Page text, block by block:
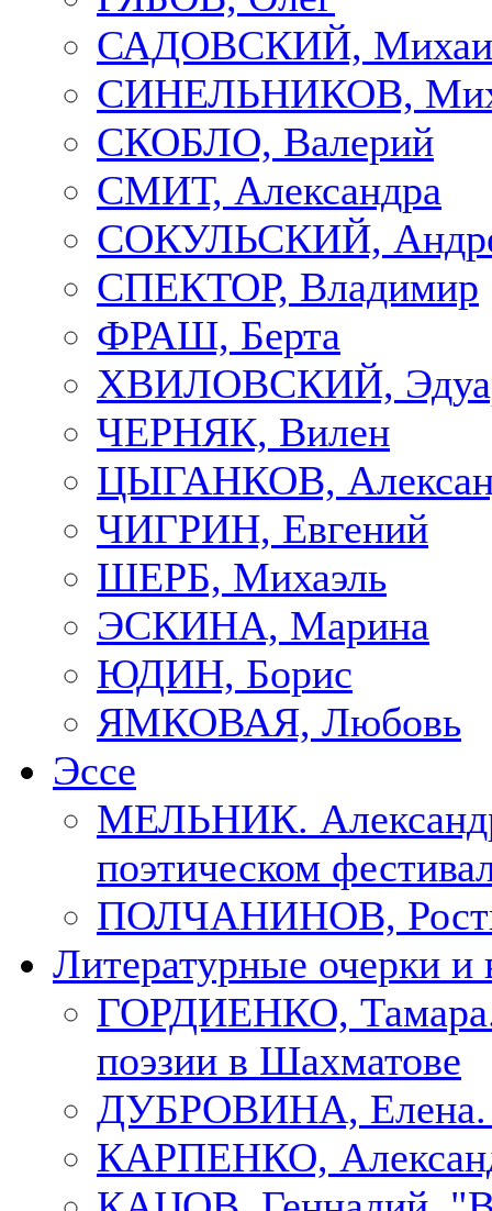
САДОВСКИЙ,
СИНЕЛЬНИКОВ,
СКОБЛО, Валерий
СМИТ, Александра
СОКУЛЬСКИЙ,
СПЕКТОР, Владимир
ФРАШ, Берта
ХВИЛОВСКИЙ,
ЧЕРНЯК, Вилен
ЦЫГАНКОВ,
ЧИГРИН, Евгений
ШЕРБ, Михаэль
ЭСКИНА, Марина
ЮДИН, Борис
ЯМКОВАЯ, Любовь
Эссе
МЕЛЬНИК.
поэтическом
ПОЛЧАНИНОВ,
Литературные очерки и
ГОРДИЕНКО, Тамара.
поэзии в Шахматове
ДУБРОВИНА,
КАРПЕНКО,